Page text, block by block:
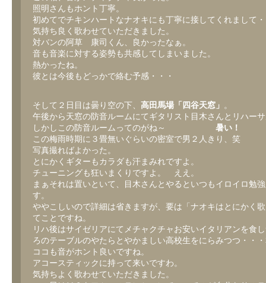
照明さんもホント丁寧。
初めてでチキンハートなナオキにも丁寧に接してくれまして
気持ち良く歌わせていただきました。
対バンの阿草 康司くん、良かったなぁ。
音も音楽に対する姿勢も共感してしまいました。
熱かったね。
彼とは今後もどっかで絡む予感・・・
そして２日目は曇り空の下、 高田馬場「四谷天窓」 。
午後から天窓の防音ルームにてギタリスト目木さんとリハー
しかしこの防音ルームってのがね～ 暑い！
この梅雨時期に３畳無いぐらいの密室で男２人きり、笑
写真撮ればよかった。
とにかくギターもカラダも汗まみれですよ。
チューニングも狂いまくりですよ。 ええ。
まぁそれは置いといて、目木さんとやるといつもイロイロ勉
す。
ややこしいので詳細は省きますが、要は「ナオキはとにかく
てことですね。
リハ後はサイゼリアにてメチャクチャお安いイタリアンを食
ろのテーブルのやたらとやかましい高校生をにらみつつ・・
ココも音がホント良いですね。
アコースティックに持って来いですわ。
気持ちよく歌わせていただきました。